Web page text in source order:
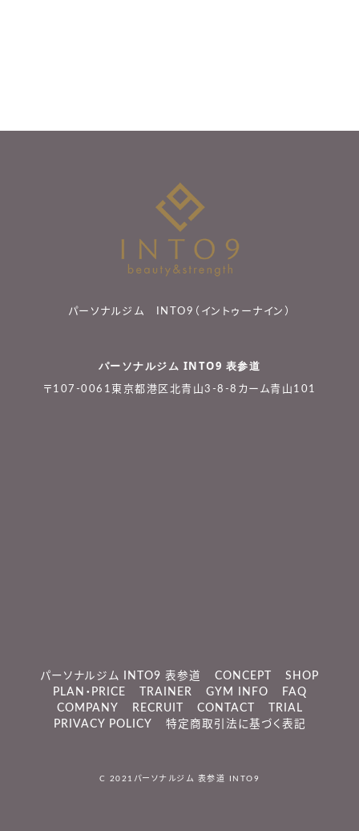
パーソナルジム INTO9（イントゥーナイン）
パーソナルジム INTO9 表参道
〒107-0061東京都港区北青山3-8-8カーム青山101
パーソナルジム INTO9 表参道 CONCEPT
SHOP
PLAN・PRICE
TRAINER GYM INFO
FAQ
COMPANY
RECRUIT CONTACT
TRIAL
PRIVACY POLICY
特定商取引法に基づく表記
C 2021 パーソナルジム 表参道 INTO9